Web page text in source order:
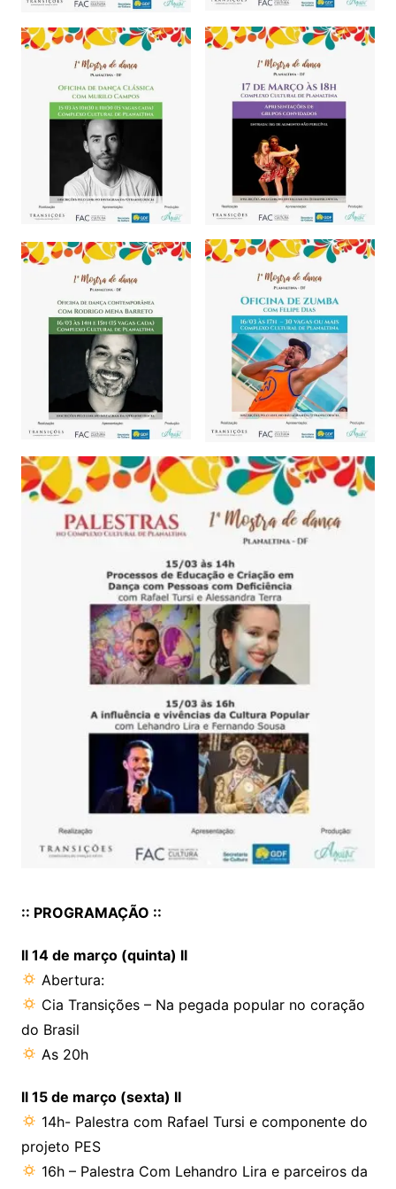
:: PROGRAMAÇÃO ::
ll 14 de março (quinta) ll
Abertura:
Cia Transições – Na pegada popular no coração
do Brasil
As 20h
ll 15 de março (sexta) ll
14h- Palestra com Rafael Tursi e componente do
projeto PES
16h – Palestra Com Lehandro Lira e parceiros da